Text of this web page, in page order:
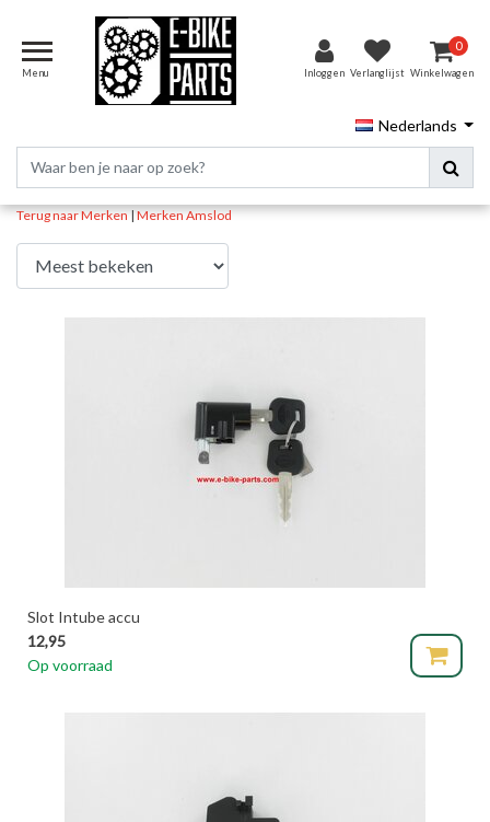
Menu Inloggen Verlanglijst
0
Winkelwagen
Nederlands
Terug naar Merken|MerkenAmslod
Slot Intube accu
12,95
Op voorraad